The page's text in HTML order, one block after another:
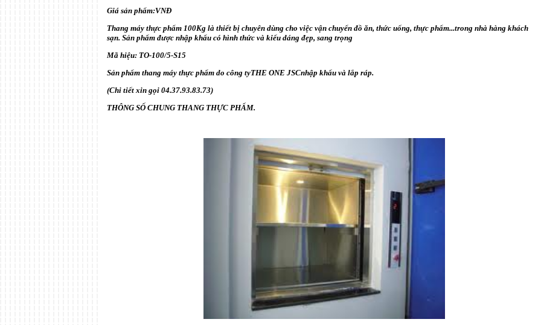
Giá sản phẩm:VNĐ
Thang máy thực phẩm 100Kg là thiết bị chuyên dùng cho việc vận chuyển đồ ăn, thức uống, thực phẩm...trong nhà hàng khách
sạn. Sản phẩm được nhập khẩu có hình thức và kiểu dáng đẹp, sang trọng
Mã hiệu: TO-100/5-S15
Sản phẩm thang máy thực phẩm do công tyTHE ONE JSCnhập khẩu và lắp ráp.
(Chi tiết xin gọi 04.37.93.83.73)
THÔNG SỐ CHUNG THANG THỰC PHẨM.